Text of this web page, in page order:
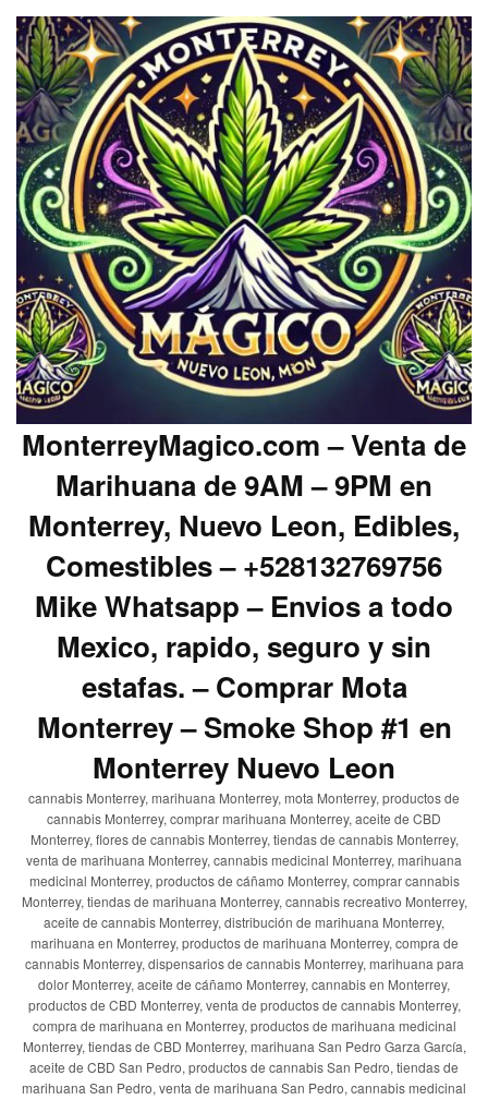
MonterreyMagico.com – Venta de
Marihuana de 9AM – 9PM en
Monterrey, Nuevo Leon, Edibles,
Comestibles – +528132769756
Mike Whatsapp – Envios a todo
Mexico, rapido, seguro y sin
estafas. – Comprar Mota
Monterrey – Smoke Shop #1 en
Monterrey Nuevo Leon
cannabis Monterrey, marihuana Monterrey, mota Monterrey, productos de
cannabis Monterrey, comprar marihuana Monterrey, aceite de CBD
Monterrey, flores de cannabis Monterrey, tiendas de cannabis Monterrey,
venta de marihuana Monterrey, cannabis medicinal Monterrey, marihuana
medicinal Monterrey, productos de cáñamo Monterrey, comprar cannabis
Monterrey, tiendas de marihuana Monterrey, cannabis recreativo Monterrey,
aceite de cannabis Monterrey, distribución de marihuana Monterrey,
marihuana en Monterrey, productos de marihuana Monterrey, compra de
cannabis Monterrey, dispensarios de cannabis Monterrey, marihuana para
dolor Monterrey, aceite de cáñamo Monterrey, cannabis en Monterrey,
productos de CBD Monterrey, venta de productos de cannabis Monterrey,
compra de marihuana en Monterrey, productos de marihuana medicinal
Monterrey, tiendas de CBD Monterrey, marihuana San Pedro Garza García,
aceite de CBD San Pedro, productos de cannabis San Pedro, tiendas de
marihuana San Pedro, venta de marihuana San Pedro, cannabis medicinal